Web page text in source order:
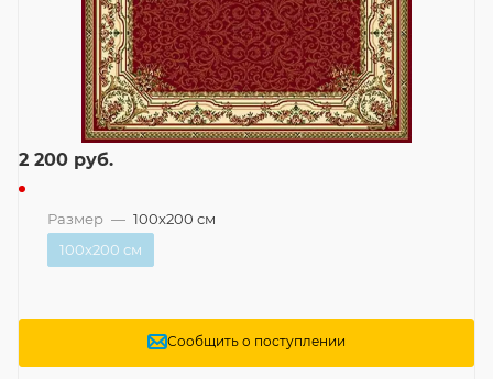
2 200 руб.
Размер — 100x200 см
100x200 см
Сообщить о поступлении